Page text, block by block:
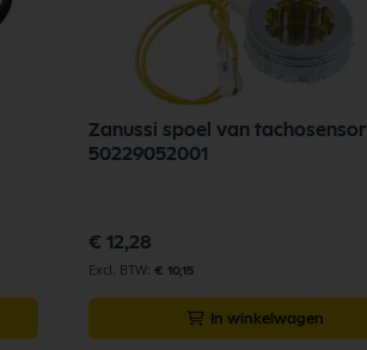
Zanussi spoel van tachosensor
50229052001
€ 12,28
€ 10,15
In winkelwagen